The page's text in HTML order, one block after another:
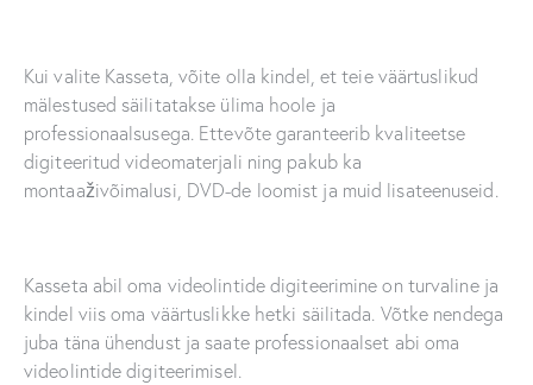
Kui valite Kasseta, võite olla kindel, et teie väärtuslikud
mälestused säilitatakse ülima hoole ja
professionaalsusega. Ettevõte garanteerib kvaliteetse
digiteeritud videomaterjali ning pakub ka
montaaživõimalusi, DVD-de loomist ja muid lisateenuseid.
Kasseta abil oma videolintide digiteerimine on turvaline ja
kindel viis oma väärtuslikke hetki säilitada. Võtke nendega
juba täna ühendust ja saate professionaalset abi oma
videolintide digiteerimisel.